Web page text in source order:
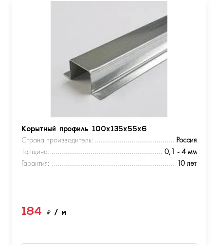
Корытный профиль 100х135х55х6
Страна производитель:
Россия
Толщина:
0,1 - 4 мм
Гарантия:
10 лет
184 ₽ / м